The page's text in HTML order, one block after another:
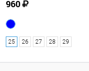
960
25 26 27 28 29